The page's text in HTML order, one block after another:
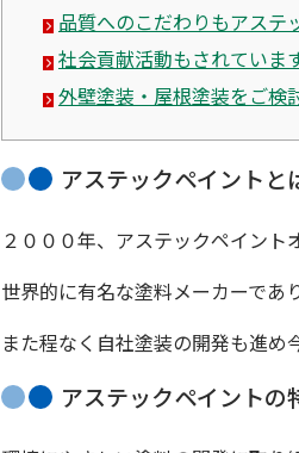
品質へのこだわりもアステ
社会貢献活動もされています
外壁塗装・屋根塗装をご検
アステックペイントと
２０００年、アステックペイント
世界的に有名な塗料メーカーであ
また程なく 自社塗装の開発も進め
アステックペイントの